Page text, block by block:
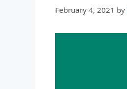
February 4, 2021 by